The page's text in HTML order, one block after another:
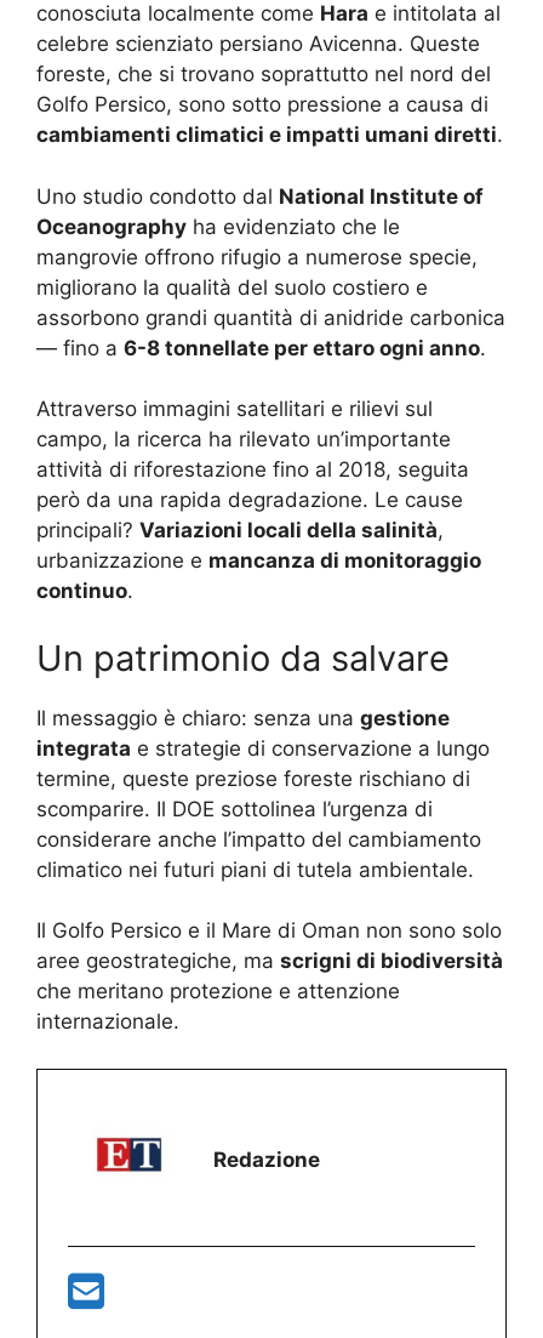
conosciuta localmente come Hara e intitolata al
celebre scienziato persiano Avicenna. Queste
foreste, che si trovano soprattutto nel nord del
Golfo Persico, sono sotto pressione a causa di
cambiamenti climatici e impatti umani diretti.
Uno studio condotto dal National Institute of
Oceanography ha evidenziato che le
mangrovie offrono rifugio a numerose specie,
migliorano la qualità del suolo costiero e
assorbono grandi quantità di anidride carbonica
— fino a 6-8 tonnellate per ettaro ogni anno.
Attraverso immagini satellitari e rilievi sul
campo, la ricerca ha rilevato un’importante
attività di riforestazione fino al 2018, seguita
però da una rapida degradazione. Le cause
principali? Variazioni locali della salinità,
urbanizzazione e mancanza di monitoraggio
continuo.
Un patrimonio da salvare
Il messaggio è chiaro: senza una gestione
integrata e strategie di conservazione a lungo
termine, queste preziose foreste rischiano di
scomparire. Il DOE sottolinea l’urgenza di
considerare anche l’impatto del cambiamento
climatico nei futuri piani di tutela ambientale.
Il Golfo Persico e il Mare di Oman non sono solo
aree geostrategiche, ma scrigni di biodiversità
che meritano protezione e attenzione
internazionale.
Redazione